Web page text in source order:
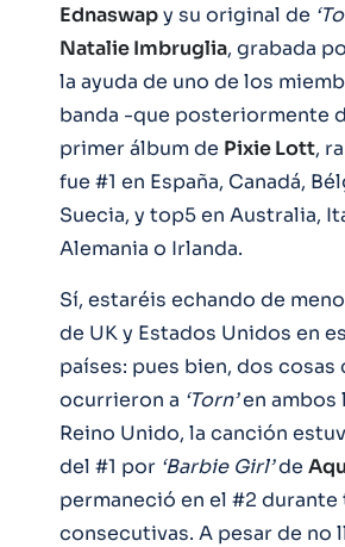
Ednaswapy su original de
Natalie Imbruglia, grabada
la ayuda de uno de los
banda -que posteriormente
primer álbum de Pixie Lott,
fue #1 en España, Canadá,
Suecia, y top5 en Australia,
Alemania o Irlanda.
Sí, estaréis echando de
de UK y Estados Unidos en
países: pues bien, dos cosas
ocurrieron a ‘Torn’en ambos
Reino Unido, la canción
del #1 por ‘Barbie Girl’de
permaneció en el #2 durante
consecutivas. A pesar de no